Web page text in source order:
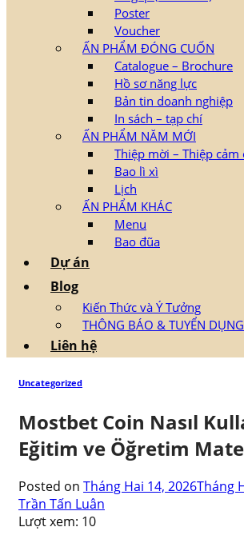
Poster
Voucher
ẤN PHẨM ĐÓNG CUỐN
Catalogue – Brochure
Hồ sơ năng lực
Bản tin doanh nghiệp
In sách – tạp chí
ẤN PHẨM NĂM MỚI
Thiệp mời – Thiệp cảm
Bao lì xì
Lịch
ẤN PHẨM KHÁC
Menu
Bao đũa
Dự án
Blog
Kiến Thức và Ý Tưởng
THÔNG BÁO & TUYỂN DỤNG
Liên hệ
Uncategorized
Mostbet Coin Nasıl
Eğitim ve Öğretim
Posted on Tháng Hai 14, 2026Tháng
Trần Tấn Luân
Lượt xem: 10